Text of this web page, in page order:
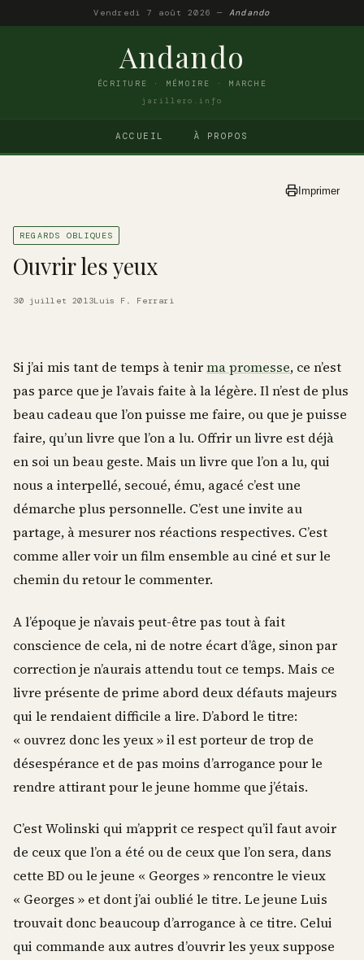
Vendredi 7 août 2026 — Andando
Andando
ÉCRITURE · MÉMOIRE · MARCHE
jarillero.info
ACCUEIL À PROPOS
Imprimer
REGARDS OBLIQUES
Ouvrir les yeux
30 juillet 2013Luis F. Ferrari
Si j’ai mis tant de temps à tenirma promesse, ce n’est
pas parce que je l’avais faite à la légère. Il n’est de plus
beau cadeau que l’on puisse me faire, ou que je puisse
faire, qu’un livre que l’on a lu. Offrir un livre est déjà
en soi un beau geste. Mais un livre que l’on a lu, qui
nous a interpellé, secoué, ému, agacé c’est une
démarche plus personnelle. C’est une invite au
partage, à mesurer nos réactions respectives. C’est
comme aller voir un film ensemble au ciné et sur le
chemin du retour le commenter.
A l’époque je n’avais peut-être pas tout à fait
conscience de cela, ni de notre écart d’âge, sinon par
correction je n’aurais attendu tout ce temps. Mais ce
livre présente de prime abord deux défauts majeurs
qui le rendaient difficile a lire. D’abord le titre:
« ouvrez donc les yeux » il est porteur de trop de
désespérance et de pas moins d’arrogance pour le
rendre attirant pour le jeune homme que j’étais.
C’est Wolinski qui m’apprit ce respect qu’il faut avoir
de ceux que l’on a été ou de ceux que l’on sera, dans
cette BD ou le jeune « Georges » rencontre le vieux
« Georges » et dont j’ai oublié le titre. Le jeune Luis
trouvait donc beaucoup d’arrogance à ce titre. Celui
qui commande aux autres d’ouvrir les yeux suppose